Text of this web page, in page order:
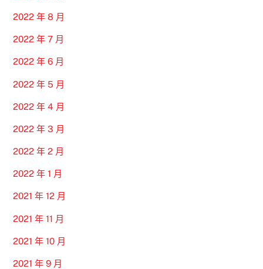
2022 年 8 月
2022 年 7 月
2022 年 6 月
2022 年 5 月
2022 年 4 月
2022 年 3 月
2022 年 2 月
2022 年 1 月
2021 年 12 月
2021 年 11 月
2021 年 10 月
2021 年 9 月